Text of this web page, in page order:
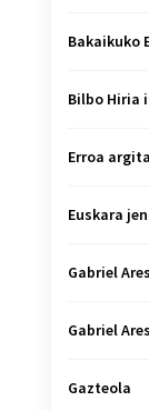
Bakaikuko
Bilbo Hiria
Erroa
Euskara
Gabriel
Gabriel
Gazteola